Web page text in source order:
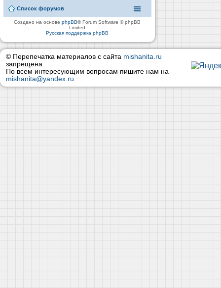
Список форумов
Создано на основеphpBB® Forum Software © phpBB
Limited
Русская поддержка phpBB
© Перепечатка материалов с сайта mishanita.ru
запрещена
По всем интересующим вопросам пишите нам на
mishanita@yandex.ru